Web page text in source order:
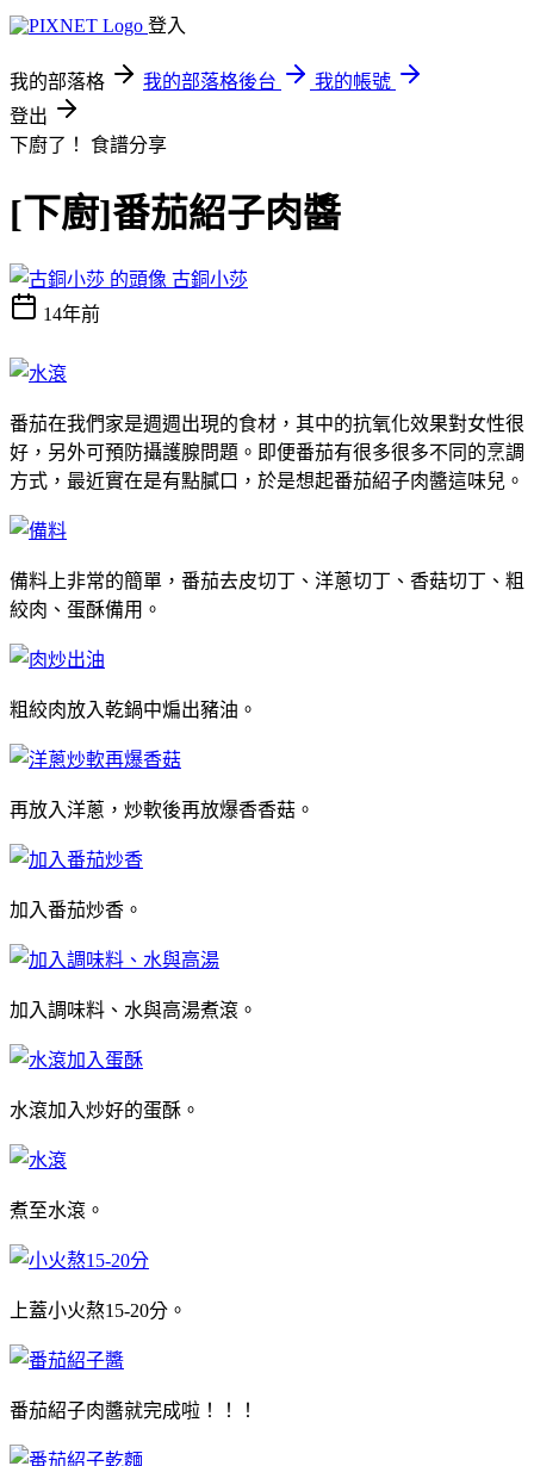
登入
我的部落格 我的部落格後台
我的帳號
登出
下廚了！ 食譜分享
[下廚]番茄紹子肉醬
古銅小莎
14年前
番茄在我們家是週週出現的食材，其中的抗氧化效果對女性很
好，另外可預防攝護腺問題。即便番茄有很多很多不同的烹調
方式，最近實在是有點膩口，於是想起番茄紹子肉醬這味兒。
備料上非常的簡單，番茄去皮切丁、洋蔥切丁、香菇切丁、粗
絞肉、蛋酥備用。
粗絞肉放入乾鍋中煸出豬油。
再放入洋蔥，炒軟後再放爆香香菇。
加入番茄炒香。
加入調味料、水與高湯煮滾。
水滾加入炒好的蛋酥。
煮至水滾。
上蓋小火熬15-20分。
番茄紹子肉醬就完成啦！！！